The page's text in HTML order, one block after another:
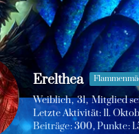
Erelthea
Weiblich 31 Mitglied
Letzte Aktivität:11.
Beiträge 300 Punkte